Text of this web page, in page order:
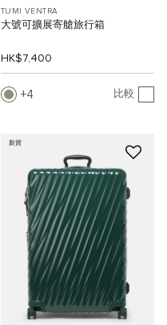
TUMI VENTRA
大號可擴展寄艙旅行箱
HK$7,400
4 比較
新貨